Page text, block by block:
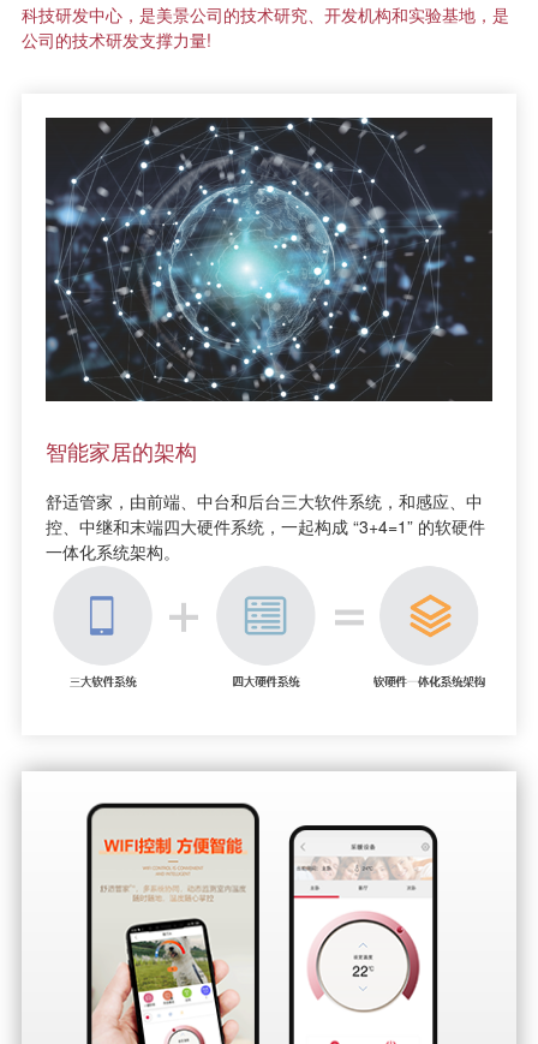
科技研发中心，是美景公司的技术研究、开发机构和实验基地，是
公司的技术研发支撑力量!
智能家居的架构
舒适管家，由前端、中台和后台三大软件系统，和感应、中
控、中继和末端四大硬件系统，一起构成 “3+4=1” 的软硬件
一体化系统架构。